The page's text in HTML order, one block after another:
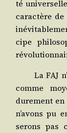
té
carac­tère
cipe
La FAJ
comme
dure­ment en
n’avons pu
serons pas